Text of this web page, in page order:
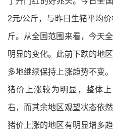
2元/公斤，与昨日生猪平均
斤。从全国范围来看，今天
明显的变化。此前下跌的地
多地继续保持上涨趋势不变
猪价上涨较为明显，整体
右，而其余地区观望状态依
猪价上涨的地区有明显增多